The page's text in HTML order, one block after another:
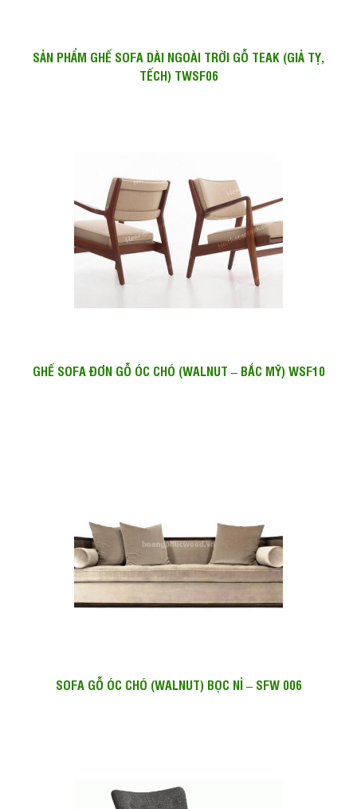
SẢN PHẨM GHẾ SOFA DÀI NGOÀI TRỜI GỖ TEAK (GIẢ TỴ,
TẾCH) TWSF06
GHẾ SOFA ĐƠN GỖ ÓC CHÓ (WALNUT – BẮC MỸ) WSF10
SOFA GỖ ÓC CHÓ (WALNUT) BỌC NỈ – SFW 006